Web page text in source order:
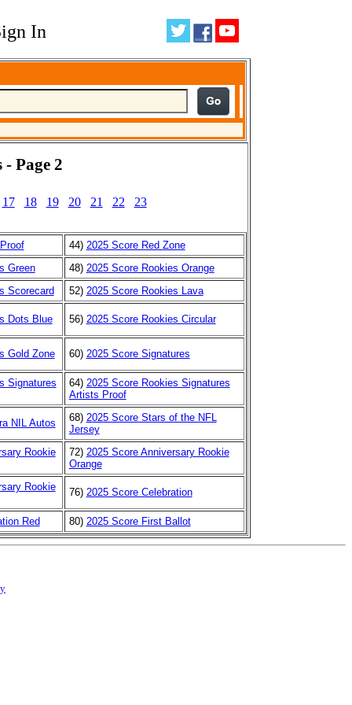
In
Page 2
17 18 19 20 21 22 23
44) 2025 Score Red Zone
Green
48) 2025 Score Rookies Orange
Scorecard
52) 2025 Score Rookies Lava
Dots Blue 56) 2025 Score Rookies Circular
Gold Zone 60) 2025 Score Signatures
Signatures 64) 2025 Score Rookies Signatures
Artists Proof
NIL Autos 68) 2025 Score Stars of the NFL
Jersey
Rookie
72) 2025 Score Anniversary Rookie
Orange
Rookie
76) 2025 Score Celebration
Red 80) 2025 Score First Ballot